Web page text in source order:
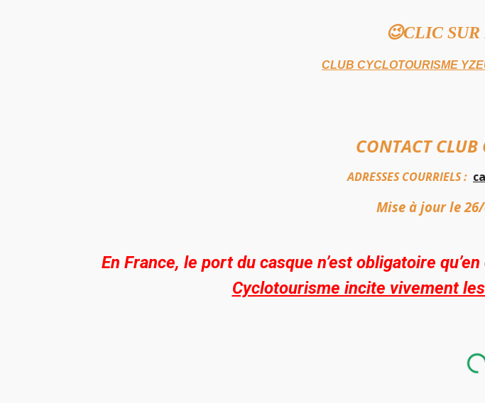
😉CLIC
CLUB CYCLOTOURISME
CONTACT CLUB
ADRESSES COURRIELS :
Mise à jour le
En France, le port du casque n’est obligatoire
Cyclotourisme incite vivement